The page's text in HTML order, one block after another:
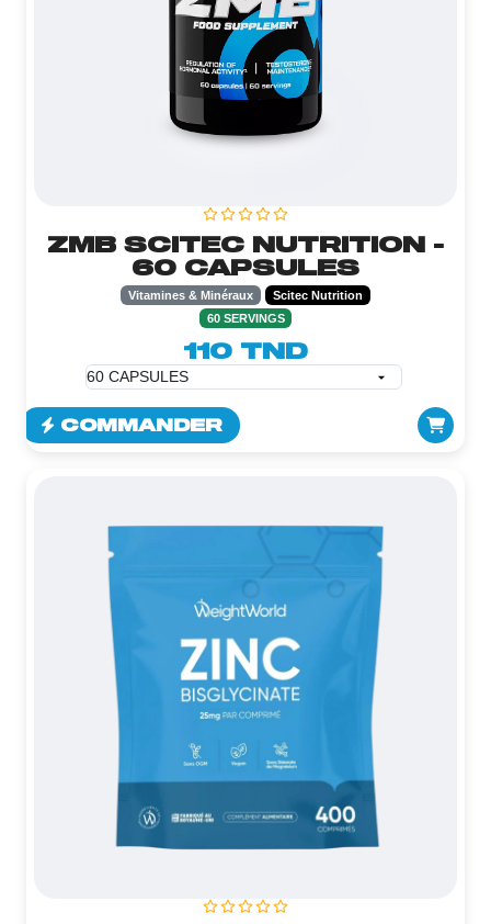
ZMB SCITEC NUTRITION -
60 CAPSULES
Vitamines & Minéraux
Scitec Nutrition
60 SERVINGS
110 TND
COMMANDER